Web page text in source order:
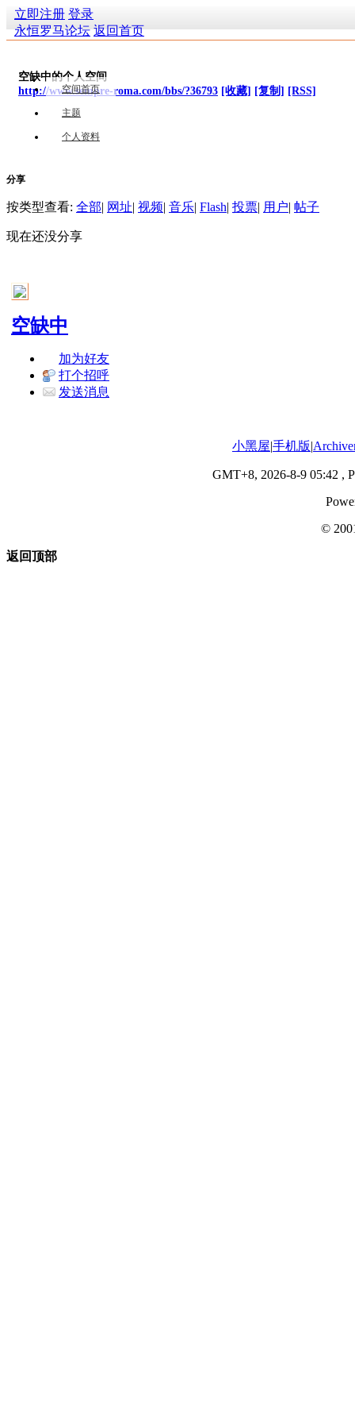
立即注册 登录
永恒罗马论坛 返回首页
空缺中的个人空间
http://www.sempre-roma.com/bbs/?36793 [收藏] [复制] [RSS]
空间首页
主题
个人资料
分享
按类型查看: 全部| 网址| 视频| 音乐| Flash| 投票| 用户| 帖子
现在还没分享
空缺中
加为好友
打个招呼
发送消息
小黑屋|手机版|
GMT+8, 2026-8-9 05:42 ,
©
返回顶部